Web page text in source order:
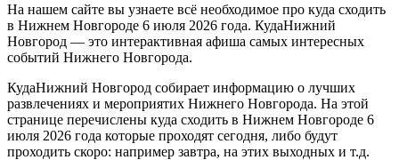
На нашем сайте вы узнаете всё необходимое про куда сходить
в Нижнем Новгороде 6 июля 2026 года. КудаНижний
Новгород — это интерактивная афиша самых интересных
событий Нижнего Новгорода.
КудаНижний Новгород собирает информацию о лучших
развлечениях и мероприятих Нижнего Новгорода. На этой
странице перечислены куда сходить в Нижнем Новгороде 6
июля 2026 года которые проходят сегодня, либо будут
проходить скоро: например завтра, на этих выходных и т.д.